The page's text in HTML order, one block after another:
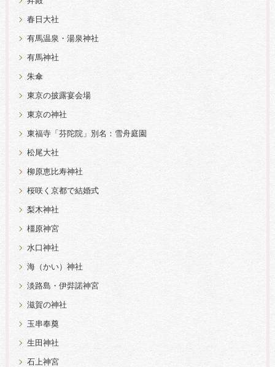
春日大社
有馬温泉・湯泉神社
有馬神社
朱傘
東京の披露宴会場
東京の神社
東福寺「芬陀院」別名：雪舟庭園
松尾大社
柳原恵比寿神社
桜咲く京都で結婚式
梨木神社
橿原神宮
水口神社
海（かい）神社
淡路島・伊弉諾神宮
滋賀の神社
玉串奉奠
生田神社
石上神宮